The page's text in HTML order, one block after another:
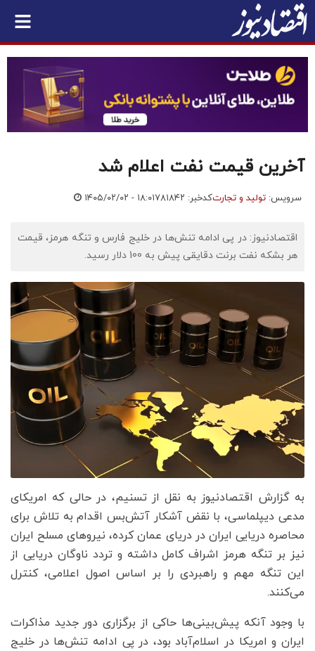
آخرین قیمت نفت اعلام شد
سرویس: تولید و تجارتکدخبر: ۷۸۱۸۴۲ ۱۴۰۵/۰۲/۰۲ - ۱۸:۰۱
اقتصادنیوز: در پی ادامه تنش‌ها در خلیج فارس و تنگه هرمز، قیمت
هر بشکه نفت برنت دقایقی پیش به 100 دلار رسید.
به گزارش اقتصادنیوز به نقل از تسنیم، در حالی که امریکای
مدعی دیپلماسی، با نقض آشکار آتش‌بس اقدام به تلاش برای
محاصره دریایی ایران در دریای عمان کرده، نیروهای مسلح ایران
نیز بر تنگه هرمز اشراف کامل داشته و تردد ناوگان دریایی از
این تنگه مهم و راهبردی را بر اساس اصول اعلامی، کنترل
می‌کنند.
با وجود آنکه پیش‌بینی‌ها حاکی از برگزاری دور جدید مذاکرات
ایران و امریکا در اسلام‌آباد بود، در پی ادامه تنش‌ها در خلیج